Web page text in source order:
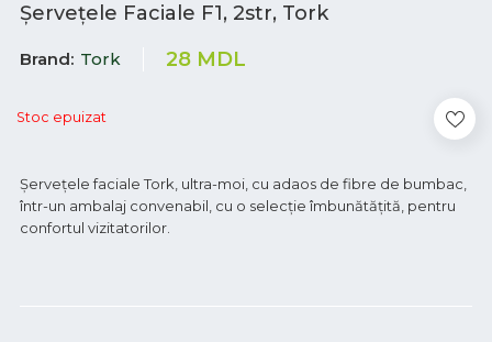
Șervețele Faciale F1, 2str, Tork
Brand Tork 28 MDL
Stoc epuizat
Șervețele faciale Tork, ultra-moi, cu adaos de fibre de bumbac,
într-un ambalaj convenabil, cu o selecție îmbunătățită, pentru
confortul vizitatorilor.